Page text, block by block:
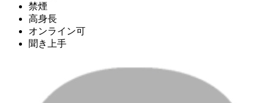
禁煙
高身長
オンライン可
聞き上手